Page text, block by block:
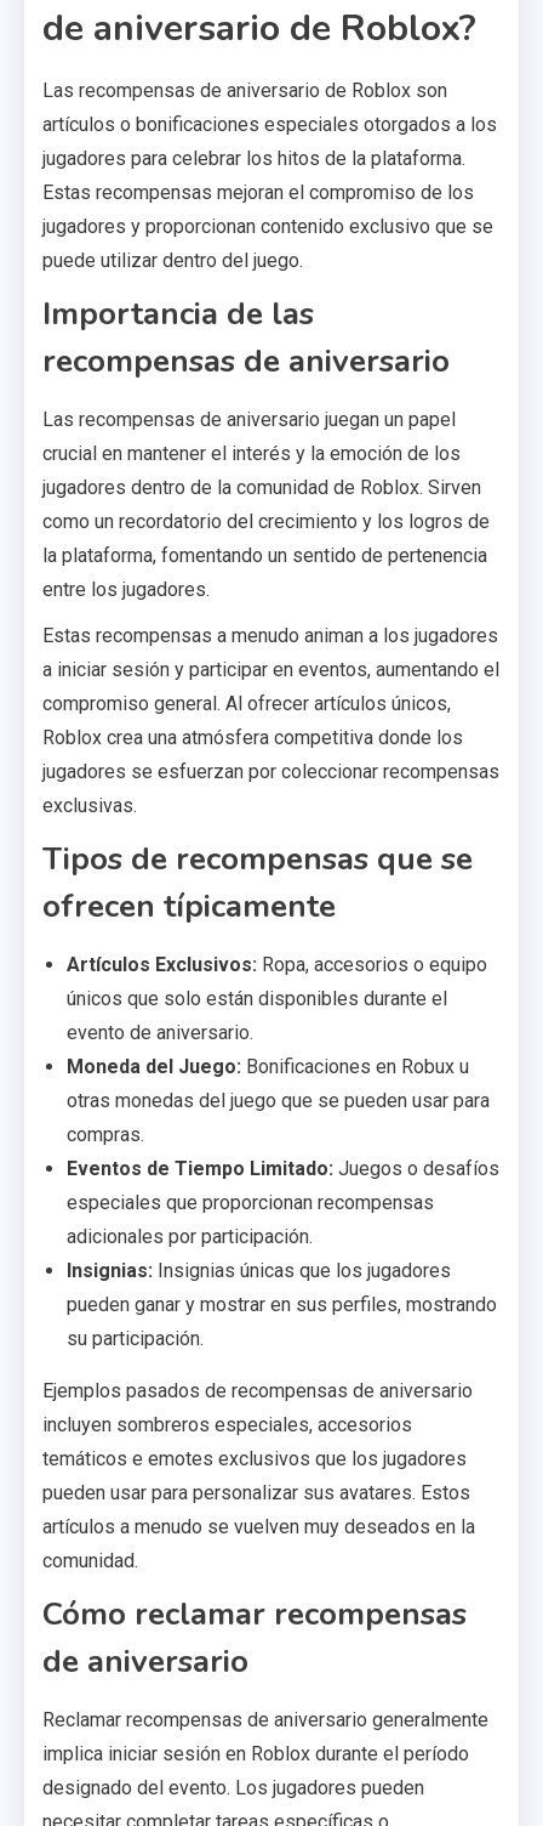
de aniversario de Roblox?
Las recompensas de aniversario de Roblox son
artículos o bonificaciones especiales otorgados a los
jugadores para celebrar los hitos de la plataforma.
Estas recompensas mejoran el compromiso de los
jugadores y proporcionan contenido exclusivo que se
puede utilizar dentro del juego.
Importancia de las
recompensas de aniversario
Las recompensas de aniversario juegan un papel
crucial en mantener el interés y la emoción de los
jugadores dentro de la comunidad de Roblox. Sirven
como un recordatorio del crecimiento y los logros de
la plataforma, fomentando un sentido de pertenencia
entre los jugadores.
Estas recompensas a menudo animan a los jugadores
a iniciar sesión y participar en eventos, aumentando el
compromiso general. Al ofrecer artículos únicos,
Roblox crea una atmósfera competitiva donde los
jugadores se esfuerzan por coleccionar recompensas
exclusivas.
Tipos de recompensas que se
ofrecen típicamente
Artículos Exclusivos: Ropa, accesorios o equipo
únicos que solo están disponibles durante el
evento de aniversario.
Moneda del Juego: Bonificaciones en Robux u
otras monedas del juego que se pueden usar para
compras.
Eventos de Tiempo Limitado: Juegos o desafíos
especiales que proporcionan recompensas
adicionales por participación.
Insignias: Insignias únicas que los jugadores
pueden ganar y mostrar en sus perfiles, mostrando
su participación.
Ejemplos pasados de recompensas de aniversario
incluyen sombreros especiales, accesorios
temáticos e emotes exclusivos que los jugadores
pueden usar para personalizar sus avatares. Estos
artículos a menudo se vuelven muy deseados en la
comunidad.
Cómo reclamar recompensas
de aniversario
Reclamar recompensas de aniversario generalmente
implica iniciar sesión en Roblox durante el período
designado del evento. Los jugadores pueden
necesitar completar tareas específicas o